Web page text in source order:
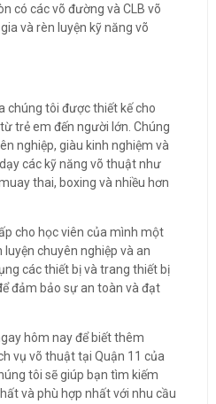
có các võ đường và CLB võ
và rèn luyện kỹ năng võ
chúng tôi được thiết kế cho
trẻ em đến người lớn. Chúng
nghiệp, giàu kinh nghiệm và
các kỹ năng võ thuật như
thai, boxing và nhiều hơn
cho học viên của mình một
chuyên nghiệp và an
các thiết bị và trang thiết bị
đảm bảo sự an toàn và đạt
hôm nay để biết thêm
vụ võ thuật tại Quận 11 của
tôi sẽ giúp bạn tìm kiếm
và phù hợp nhất với nhu cầu